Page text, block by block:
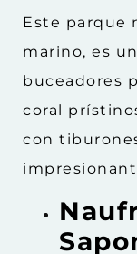
Este parque
marino, es
buceadores
coral
con